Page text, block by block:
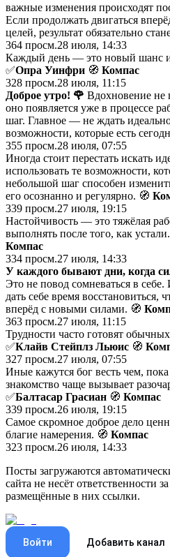
важные изменения происходят
Если продолжать двигаться
целей, результат обязательно
364 просм.28 июля, 14:33
Каждый день — это новый шанс
✅Опра Уинфри 🧭 Компас
328 просм.28 июля, 11:15
Доброе утро! 🌹 Вдохновение не
оно появляется уже в процессе
шаг. Главное — не ждать
возможности, которые есть
355 просм.28 июля, 07:55
Иногда стоит перестать искать
использовать те возможности,
небольшой шаг способен
его осознанно и регулярно. 🧭
339 просм.27 июля, 19:15
Настойчивость — это тяжёлая
выполнять после того, как
Компас
334 просм.27 июля, 14:33
У каждого бывают дни, когда
Это не повод сомневаться в
дать себе время восстановиться,
вперёд с новыми силами. 🧭
363 просм.27 июля, 11:15
Трудности часто готовят
✅Клайв Стейплз Льюис 🧭
327 просм.27 июля, 07:55
Иные кажутся бог весть чем,
знакомство чаще вызывает
✅Балтасар Грасиан 🧭 Компас
339 просм.26 июля, 19:15
Самое скромное доброе делo
благие намерения. 🧭 Компас
323 просм.26 июля, 14:33
Посты загружаются
сайта не несёт ответственности
размещённые в них ссылки.
Войти Добавить канал